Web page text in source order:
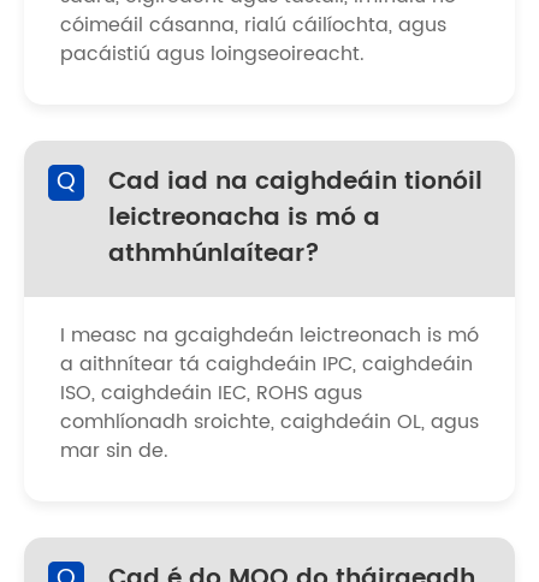
cóimeáil cásanna, rialú cáilíochta, agus
pacáistiú agus loingseoireacht.
Q
Cad iad na caighdeáin tionóil
leictreonacha is mó a
athmhúnlaítear?
I measc na gcaighdeán leictreonach is mó
a aithnítear tá caighdeáin IPC, caighdeáin
ISO, caighdeáin IEC, ROHS agus
comhlíonadh sroichte, caighdeáin OL, agus
mar sin de.